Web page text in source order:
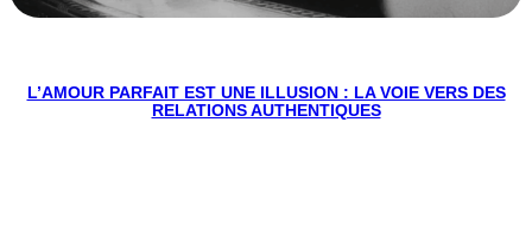
L’AMOUR PARFAIT EST UNE ILLUSION : LA VOIE VERS DES
RELATIONS AUTHENTIQUES